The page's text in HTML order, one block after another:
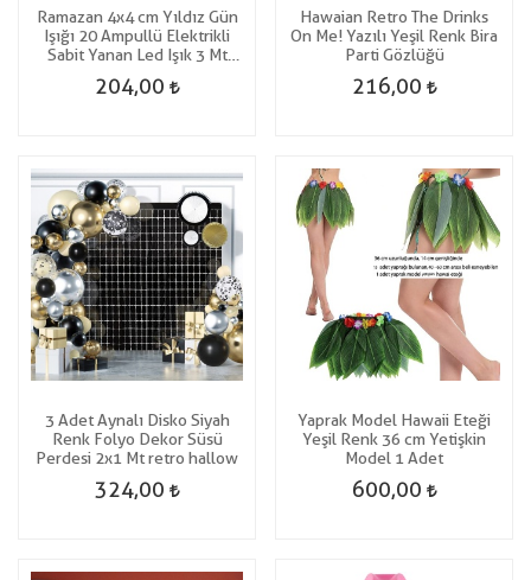
Ramazan 4x4 cm Yıldız Gün
Işığı 20 Ampullü Elektrikli
Sabit Yanan Led Işık 3 Mt
204,00
Hawaian Retro The Drinks
On Me! Yazılı Yeşil Renk Bira
Parti Gözlüğü
216,00
3 Adet Aynalı Disko Siyah
Renk Folyo Dekor Süsü
Perdesi 2x1 Mt retro hallow
324,00
Yaprak Model Hawaii Eteği
Yeşil Renk 36 cm Yetişkin
Model 1 Adet
600,00